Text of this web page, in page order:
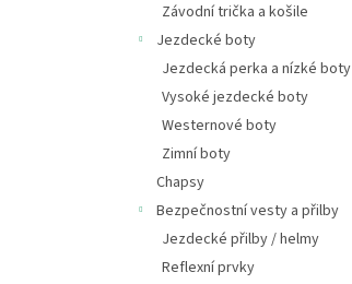
Závodní trička a košile
Jezdecké boty
Jezdecká perka a nízké boty
Vysoké jezdecké boty
Westernové boty
Zimní boty
Chapsy
Bezpečnostní vesty a přilby
Jezdecké přilby / helmy
Reflexní prvky